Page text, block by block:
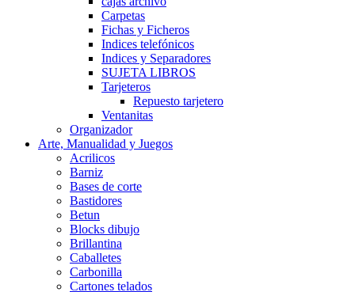
Carpetas
Fichas y Ficheros
Indices telefónicos
Indices y Separadores
SUJETA LIBROS
Tarjeteros
Repuesto tarjetero
Ventanitas
Organizador
Arte, Manualidad y Juegos
Acrilicos
Barniz
Bases de corte
Bastidores
Betun
Blocks dibujo
Brillantina
Caballetes
Carbonilla
Cartones telados